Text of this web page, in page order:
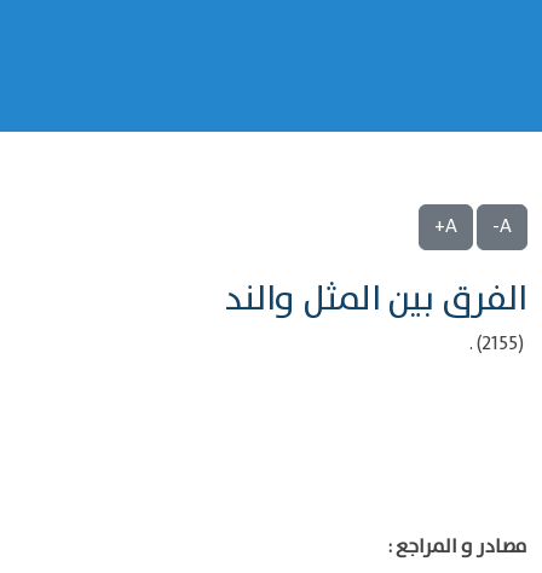
A-
A+
الفرق بين المثل والند
(2155) .
مصادر و المراجع :